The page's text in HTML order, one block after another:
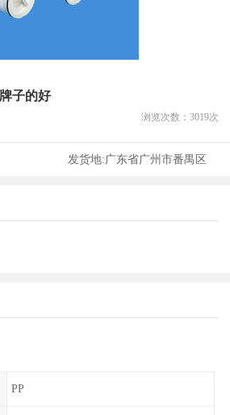
子的好
浏览次数： 3019次
发货地:广东省广州市番禺区
PP